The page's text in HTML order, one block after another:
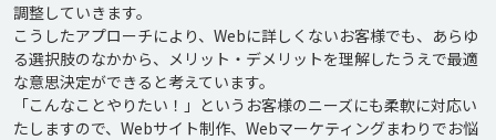
調整していきます。
こうしたアプローチにより、Webに詳しくないお客様でも、あらゆ
る選択肢のなかから、メリット・デメリットを理解したうえで最適
な意思決定ができると考えています。
「こんなことやりたい！」というお客様のニーズにも柔軟に対応い
たしますので、Webサイト制作、Webマーケティングまわりでお悩